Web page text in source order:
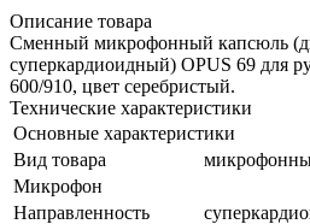
Описание товара
Сменный микрофонный капсюль
суперкардиоидный) OPUS 69 для
600/910, цвет серебристый.
Технические характеристики
Основные характеристики
Вид товара
Микрофон
Направленность